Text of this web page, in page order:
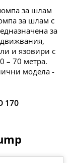
за шлам
за шлам с
за
и язовири с
– 70 метра.
модела -
170